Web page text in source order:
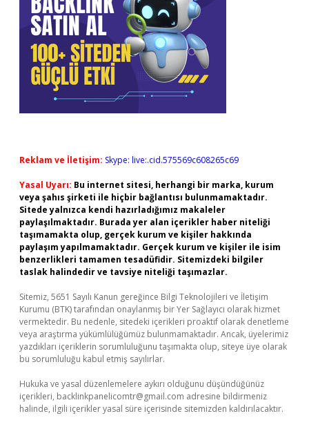
Reklam ve İletişim: Skype: live:.cid.575569c608265c69
Yasal Uyarı: Bu internet sitesi, herhangi bir marka, kurum
veya şahıs şirketi ile hiçbir bağlantısı bulunmamaktadır.
Sitede yalnızca kendi hazırladığımız makaleler
paylaşılmaktadır. Burada yer alan içerikler haber niteliği
taşımamakta olup, gerçek kurum ve kişiler hakkında
paylaşım yapılmamaktadır. Gerçek kurum ve kişiler ile isim
benzerlikleri tamamen tesadüfidir. Sitemizdeki bilgiler
taslak halindedir ve tavsiye niteliği taşımazlar.
Sitemiz, 5651 Sayılı Kanun gereğince Bilgi Teknolojileri ve İletişim
Kurumu (BTK) tarafından onaylanmış bir Yer Sağlayıcı olarak hizmet
vermektedir. Bu nedenle, sitedeki içerikleri proaktif olarak denetleme
veya araştırma yükümlülüğümüz bulunmamaktadır. Ancak, üyelerimiz
yazdıkları içeriklerin sorumluluğunu taşımakta olup, siteye üye olarak
bu sorumluluğu kabul etmiş sayılırlar.
Hukuka ve yasal düzenlemelere aykırı olduğunu düşündüğünüz
içerikleri, backlinkpanelicomtr@gmail.com adresine bildirmeniz
halinde, ilgili içerikler yasal süre içerisinde sitemizden kaldırılacaktır.